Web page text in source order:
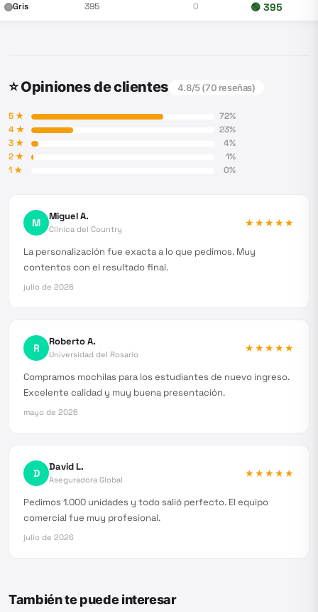
Gris 395 0 🟢 395
⭐ Opiniones de clientes 4.8/5 (70 reseñas)
5★ 72%
4★ 23%
3★ 4%
2★ 1%
1★ 0%
M Miguel A.
Clínica del Country
★★★★★
La personalización fue exacta a lo que pedimos. Muy
contentos con el resultado final.
julio de 2026
R Roberto A.
Universidad del Rosario
★★★★★
Compramos mochilas para los estudiantes de nuevo ingreso.
Excelente calidad y muy buena presentación.
mayo de 2026
D David L.
Aseguradora Global
★★★★★
Pedimos 1.000 unidades y todo salió perfecto. El equipo
comercial fue muy profesional.
julio de 2026
También te puede interesar